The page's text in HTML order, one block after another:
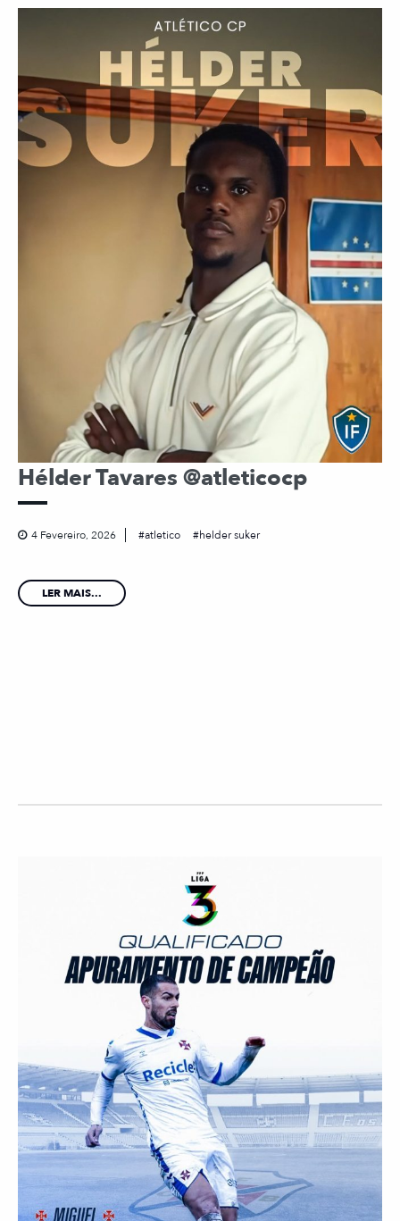
Hélder Tavares @atleticocp
4 Fevereiro, 2026 atletico helder suker
LER MAIS...